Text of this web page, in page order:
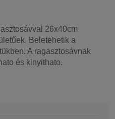
26x40cm
Beletehetik a
A ragasztosávnak
és kinyithato.